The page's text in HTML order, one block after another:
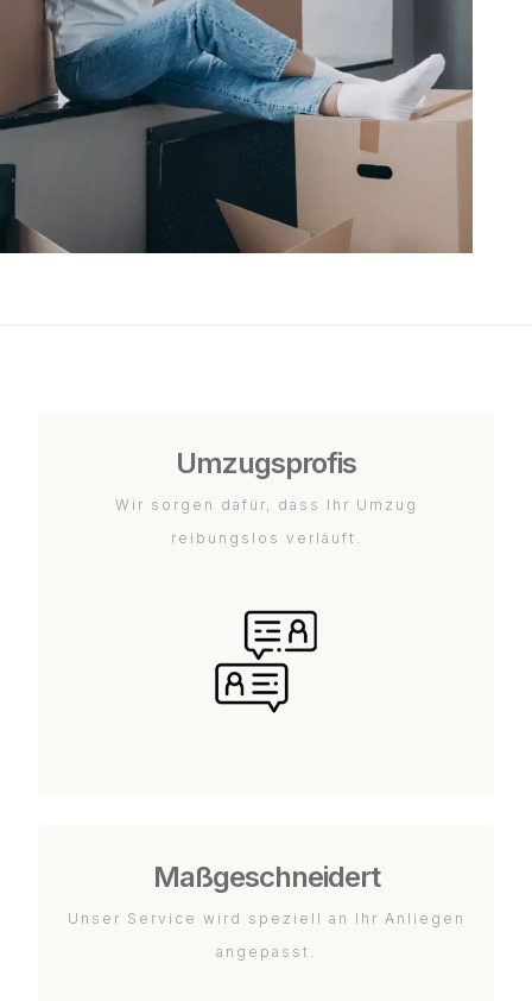
Umzugsprofis
Wir sorgen dafür, dass Ihr Umzug
reibungslos verläuft.
Maßgeschneidert
Unser Service wird speziell an Ihr Anliegen
angepasst.